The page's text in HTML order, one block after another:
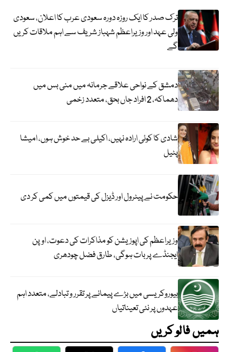
ترک صدر کا ایک روزہ دورہ سعودی عرب کا اعلان، سعودی
ولی عہد اور وزیراعظم شہباز شریف سے اہم ملاقات کریں
گے
دمشق کے نواحی علاقے جرمانہ میں منی بس میں
دھماکہ، 2 افراد جاں بحق، متعدد زخمی
شادی کا کوئی ارادہ نہیں، اکیلی بے حد خوش ہوں، امیشا
پٹیل
حکومت نے پیٹرول اور ڈیزل کی قیمتوں میں کمی کر دی
وزیراعظم کی اپوزیشن کو مذاکرات کی دعوت، اوپن
ایجنڈے پر بات ہوگی، طارق فضل چودھری
بیوروکریسی میں بڑے پیمانے پر تقرر و تبادلے، متعدد اہم
عہدوں پر نئی تعیناتیاں
ہمیں فالو کریں